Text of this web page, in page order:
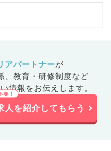
アパートナーが
教育・研修制度など
情報をお伝えします。
人を紹介してもらう